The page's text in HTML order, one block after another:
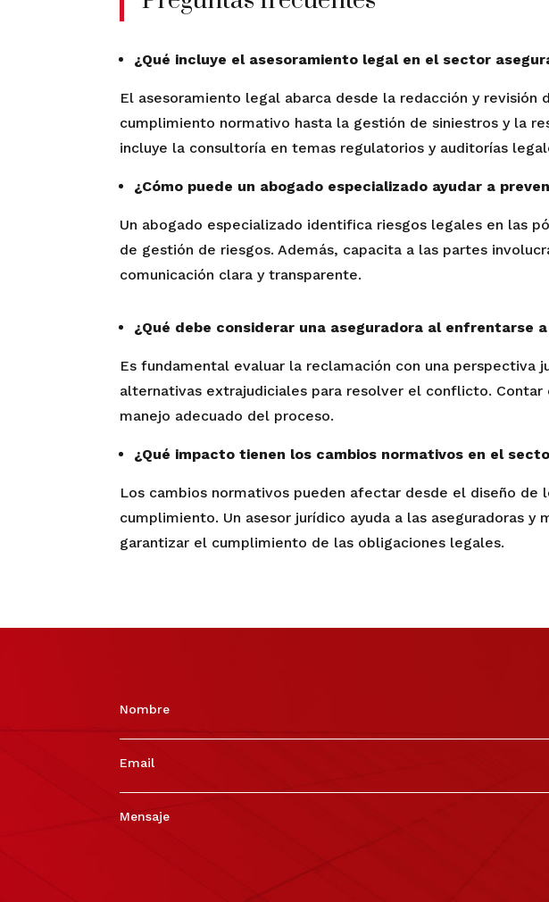
¿Qué incluye el asesoramiento legal en el sector
El asesoramiento legal abarca desde la redacción y
cumplimiento normativo hasta la gestión de siniestros y la
incluye la consultoría en temas regulatorios y auditorías
¿Cómo puede un abogado especializado ayudar a
Un abogado especializado identifica riesgos legales en las
de gestión de riesgos. Además, capacita a las partes
comunicación clara y transparente.
¿Qué debe considerar una aseguradora al enfrentarse
Es fundamental evaluar la reclamación con una
alternativas extrajudiciales para resolver el conflicto.
manejo adecuado del proceso.
¿Qué impacto tienen los cambios normativos en el
Los cambios normativos pueden afectar desde el diseño
cumplimiento. Un asesor jurídico ayuda a las aseguradoras
garantizar el cumplimiento de las obligaciones legales.
Nombre
Email
Mensaje